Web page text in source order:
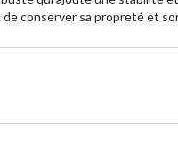
conserver sa propreté et